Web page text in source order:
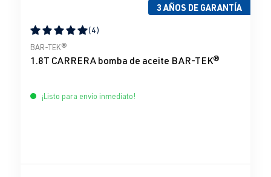
3 AÑOS DE GARANTÍA
Calificación promedio de 5 de 5 estrellas
(4)
BAR-TEK®
1.8T CARRERA bomba de aceite BAR-TEK®
¡Listo para envío inmediato!